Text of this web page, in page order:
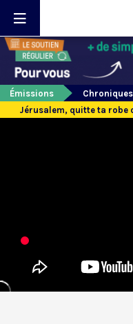
Émissions
Jérusalem, quitte ta robe